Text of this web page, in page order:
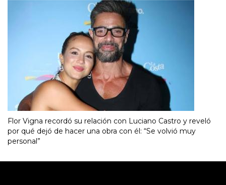
Flor Vigna recordó su relación con Luciano Castro y reveló
por qué dejó de hacer una obra con él: “Se volvió muy
personal”